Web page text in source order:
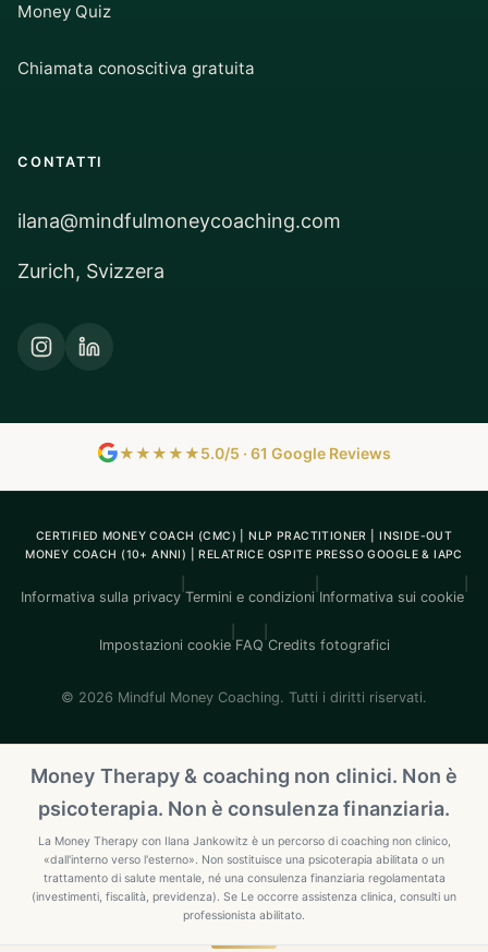
Money Quiz
Chiamata conoscitiva gratuita
CONTATTI
ilana@mindfulmoneycoaching.com
Zurich, Svizzera
★★★★★5.0/5 · 61 Google Reviews
CERTIFIED MONEY COACH (CMC) | NLP PRACTITIONER | INSIDE-OUT
MONEY COACH (10+ ANNI) | RELATRICE OSPITE PRESSO GOOGLE & IAPC
Informativa sulla privacy Termini e condizioni Informativa sui cookie
Impostazioni cookie FAQ Credits fotografici
© 2026 Mindful Money Coaching. Tutti i diritti riservati.
Money Therapy & coaching non clinici. Non è
psicoterapia. Non è consulenza finanziaria.
La Money Therapy con Ilana Jankowitz è un percorso di coaching non clinico,
«dall'interno verso l'esterno». Non sostituisce una psicoterapia abilitata o un
trattamento di salute mentale, né una consulenza finanziaria regolamentata
(investimenti, fiscalità, previdenza). Se Le occorre assistenza clinica, consulti un
professionista abilitato.